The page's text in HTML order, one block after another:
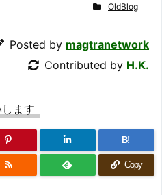
OldBlog
Posted by magtranetwork
Contributed by H.K.
ます
B!
Copy